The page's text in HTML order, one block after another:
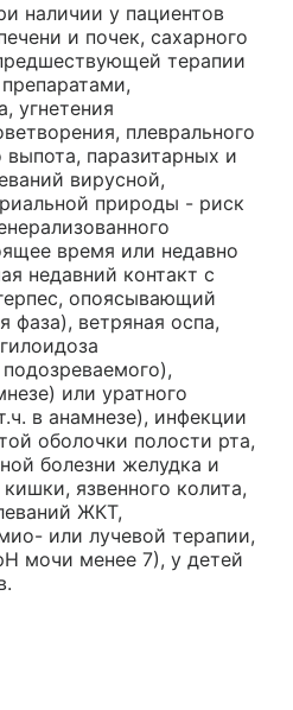
наличии у пациентов
и почек, сахарного
терапии
угнетения
плеврального
выпота, паразитарных и
вирусной,
природы - риск
время или недавно
недавний контакт с
опоясывающий
фаза), ветряная оспа,
или уратного
в анамнезе), инфекции
оболочки полости рта,
болезни желудка и
язвенного колита,
ЖКТ,
или лучевой терапии,
мочи менее 7), у детей